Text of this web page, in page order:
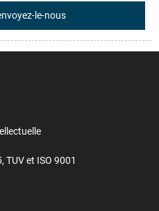
le-nous
TUV et ISO 9001